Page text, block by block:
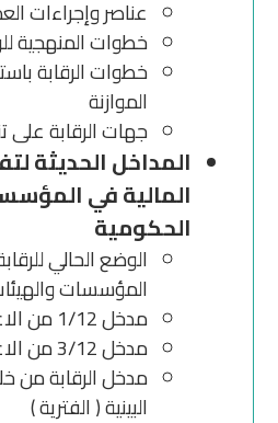
عناصر وإجراءات
خطوات المنهجية
خطوات الرقابة
الموازنة
جهات الرقابة على
المداخل الحديثة
المالية في
الحكومية
الوضع الحالي
المؤسسات
مدخل 1/12 من الاعتماد
مدخل 3/12 من الاعتماد
مدخل الرقابة من
البينية ( الفترية )